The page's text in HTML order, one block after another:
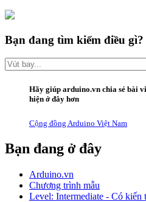
Bạn đang tìm kiếm điều gì?
Hãy giúp arduino.vn chia sẻ bài
hiện ở đây hơn
Cộng đồng Arduino Việt Nam
Bạn đang ở đây
Arduino.vn
Chương trình mẫu
Level: Intermediate - Có kiến